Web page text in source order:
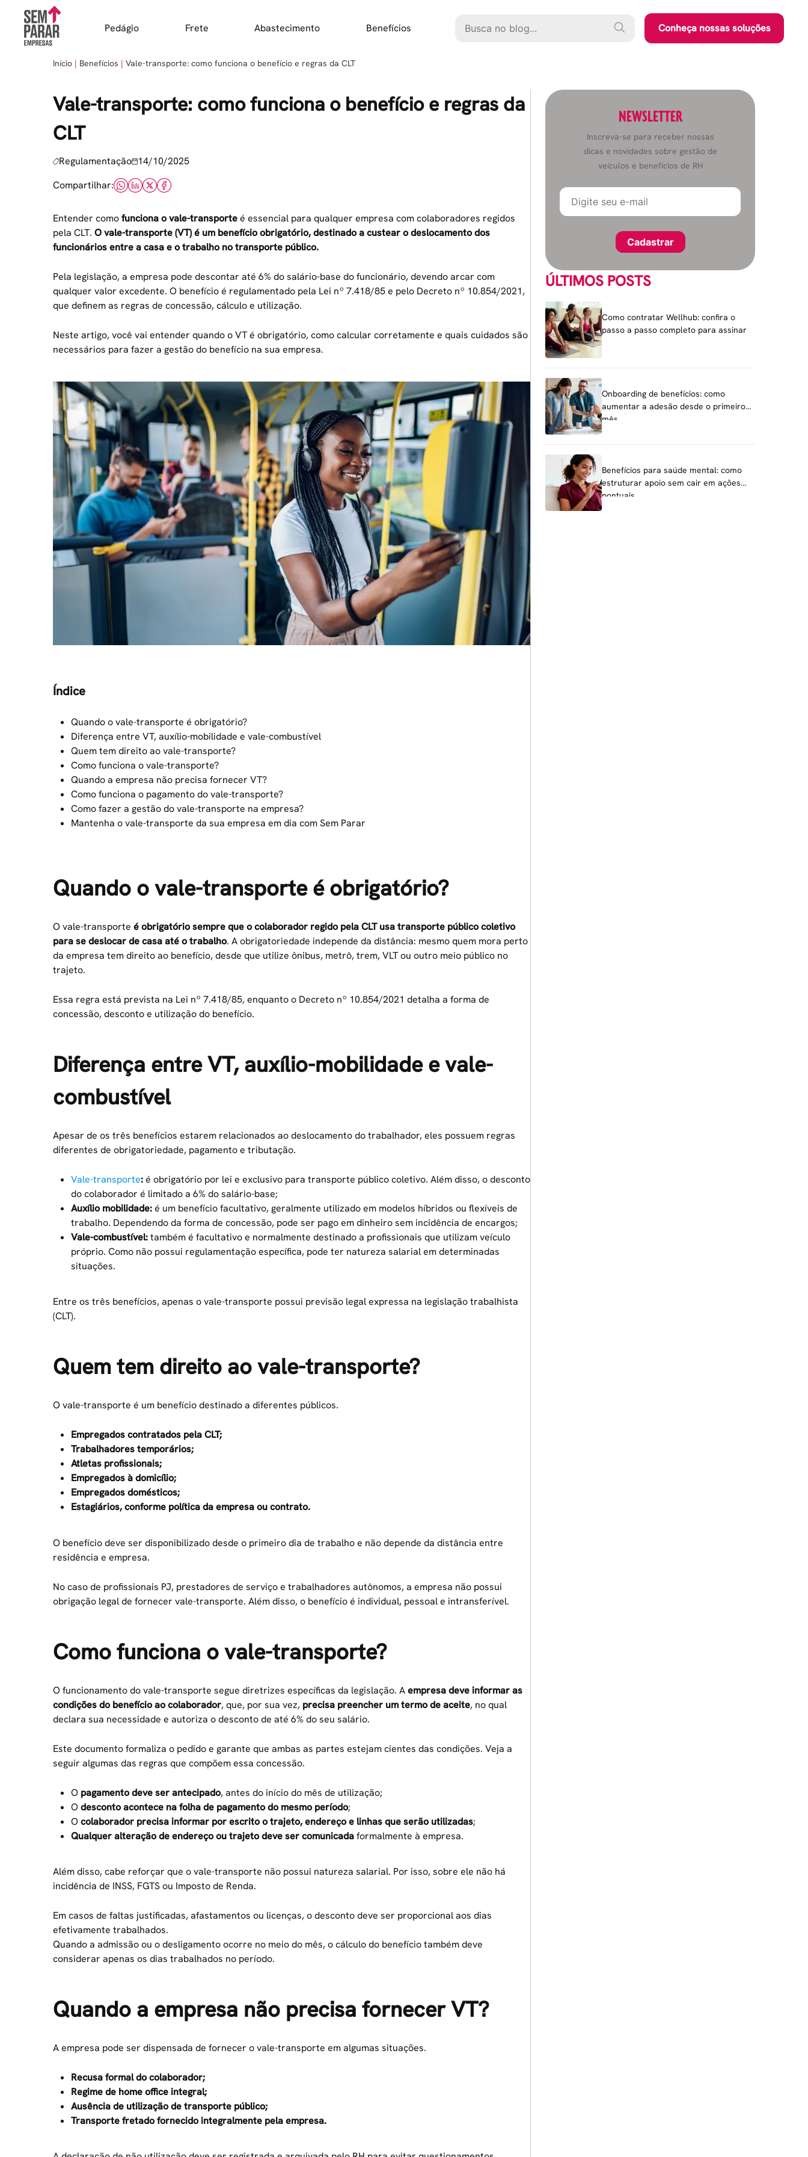
content
Pedágio Frete Abastecimento Benefícios Conheça nossas soluções
Início Benefícios Vale-transporte: como funciona o benefício e regras da CLT
Vale-transporte: como funciona o benefício e regras da
CLT
Regulamentação 14/10/2025
Compartilhar:
Entender comofunciona o vale-transporteé essencial para qualquer empresa com colaboradores regidos
pela CLT. O vale-transporte (VT) é um benefício obrigatório, destinado a custear o deslocamento dos
funcionários entre a casa e o trabalho no transporte público.
Pela legislação, a empresa pode descontar até 6% do salário-base do funcionário, devendo arcar com
qualquer valor excedente. O benefício é regulamentado pela Lei nº 7.418/85 e pelo Decreto nº 10.854/2021,
que definem as regras de concessão, cálculo e utilização.
Neste artigo, você vai entender quando o VT é obrigatório, como calcular corretamente e quais cuidados são
necessários para fazer a gestão do benefício na sua empresa.
Índice
Quando o vale-transporte é obrigatório?
Diferença entre VT, auxílio-mobilidade e vale-combustível
Quem tem direito ao vale-transporte?
Como funciona o vale-transporte?
Quando a empresa não precisa fornecer VT?
Como funciona o pagamento do vale-transporte?
Como fazer a gestão do vale-transporte na empresa?
Mantenha o vale-transporte da sua empresa em dia com Sem Parar
Quando o vale-transporte é obrigatório?
O vale-transporte é obrigatório sempre que o colaborador regido pela CLT usa transporte público coletivo
para se deslocar de casa até o trabalho. A obrigatoriedade independe da distância: mesmo quem mora perto
da empresa tem direito ao benefício, desde que utilize ônibus, metrô, trem, VLT ou outro meio público no
trajeto.
Essa regra está prevista na Lei nº 7.418/85, enquanto o Decreto nº 10.854/2021 detalha a forma de
concessão, desconto e utilização do benefício.
Diferença entre VT, auxílio-mobilidade e vale-
combustível
Apesar de os três benefícios estarem relacionados ao deslocamento do trabalhador, eles possuem regras
diferentes de obrigatoriedade, pagamento e tributação.
Vale-transporte:é obrigatório por lei e exclusivo para transporte público coletivo. Além disso, o desconto
do colaborador é limitado a 6% do salário-base;
Auxílio mobilidade:é um benefício facultativo, geralmente utilizado em modelos híbridos ou flexíveis de
trabalho. Dependendo da forma de concessão, pode ser pago em dinheiro sem incidência de encargos;
Vale-combustível:também é facultativo e normalmente destinado a profissionais que utilizam veículo
próprio. Como não possui regulamentação específica, pode ter natureza salarial em determinadas
situações.
Entre os três benefícios, apenas o vale-transporte possui previsão legal expressa na legislação trabalhista
(CLT).
Quem tem direito ao vale-transporte?
O vale-transporte é um benefício destinado a diferentes públicos.
Empregados contratados pela CLT;
Trabalhadores temporários;
Atletas profissionais;
Empregados à domicílio;
Empregados domésticos;
Estagiários, conforme política da empresa ou contrato.
O benefício deve ser disponibilizado desde o primeiro dia de trabalho e não depende da distância entre
residência e empresa.
No caso de profissionais PJ, prestadores de serviço e trabalhadores autônomos, a empresa não possui
obrigação legal de fornecer vale-transporte. Além disso, o benefício é individual, pessoal e intransferível.
Como funciona o vale-transporte?
O funcionamento do vale-transporte segue diretrizes específicas da legislação. Aempresa deve informar as
condições do benefício ao colaborador, que, por sua vez, precisa preencher um termo de aceite, no qual
declara sua necessidade e autoriza o desconto de até 6% do seu salário.
Este documento formaliza o pedido e garante que ambas as partes estejam cientes das condições. Veja a
seguir algumas das regras que compõem essa concessão.
O pagamento deve ser antecipado, antes do início do mês de utilização;
Odesconto acontece na folha de pagamento do mesmo período;
Ocolaborador precisa informar por escrito o trajeto, endereço e linhas que serão utilizadas;
Qualquer alteração de endereço ou trajeto deve ser comunicadaformalmente à empresa.
Além disso, cabe reforçar que o vale-transporte não possui natureza salarial. Por isso, sobre ele não há
incidência de INSS, FGTS ou Imposto de Renda.
Em casos de faltas justificadas, afastamentos ou licenças, o desconto deve ser proporcional aos dias
efetivamente trabalhados.
Quando a admissão ou o desligamento ocorre no meio do mês, o cálculo do benefício também deve
considerar apenas os dias trabalhados no período.
Quando a empresa não precisa fornecer VT?
A empresa pode ser dispensada de fornecer o vale-transporte em algumas situações.
Recusa formal do colaborador;
Regime de home office integral;
Ausência de utilização de transporte público;
Transporte fretado fornecido integralmente pela empresa.
NEWSLETTER
Inscreva-se para receber nossas
dicas e novidades sobre gestão de
veículos e benefícios de RH
ÚLTIMOS POSTS
Como contratar Wellhub: confira o
passo a passo completo para assinar
Onboarding de benefícios: como
aumentar a adesão desde o primeiro
mês
Benefícios para saúde mental: como
estruturar apoio sem cair em ações
pontuais